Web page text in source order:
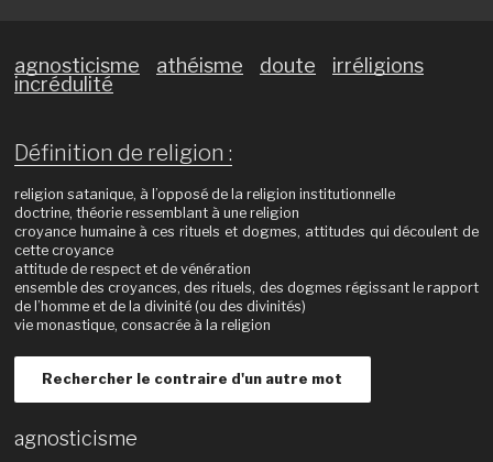
agnosticisme athéisme doute
irréligions
incrédulité
Définition de religion :
religion satanique, à l’opposé de la religion institutionnelle
doctrine, théorie ressemblant à une religion
croyance humaine à ces rituels et dogmes, attitudes qui découlent de
cette croyance
attitude de respect et de vénération
ensemble des croyances, des rituels, des dogmes régissant le rapport
de l’homme et de la divinité (ou des divinités)
vie monastique, consacrée à la religion
Rechercher le contraire d'un autre mot
agnosticisme